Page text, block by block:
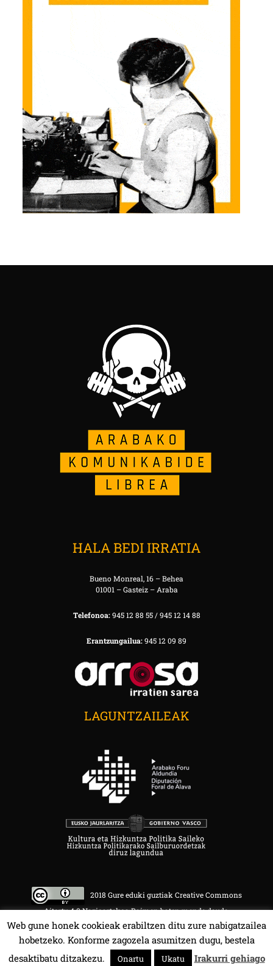
HALA BEDI IRRATIA
Bueno Monreal, 16 – Behea
01001 – Gasteiz – Araba
Telefonoa:945 12 88 55 / 945 12 14 88
Erantzungailua:945 12 09 89
LAGUNTZAILEAK
2018 Gure eduki guztiak Creative Commons
Aitortu 4.0 Nazioartekoa Baimen baten mende daude.
HALA BEDI BAT 107.4 MHz.
Web gune honek cookieak erabiltzen ditu zure nabigatzailea
hobetzeko. Konforme zagozela asumitzen dugu, bestela
desaktibatu ditzakezu.
Onartu Ukatu Irakurri gehiago